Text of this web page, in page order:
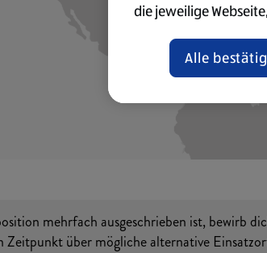
mehrfach ausgeschrieben ist, bewirb
Zeitpunkt über mögliche alternative
die jeweilige
geschlossen und
Weitere
Alle